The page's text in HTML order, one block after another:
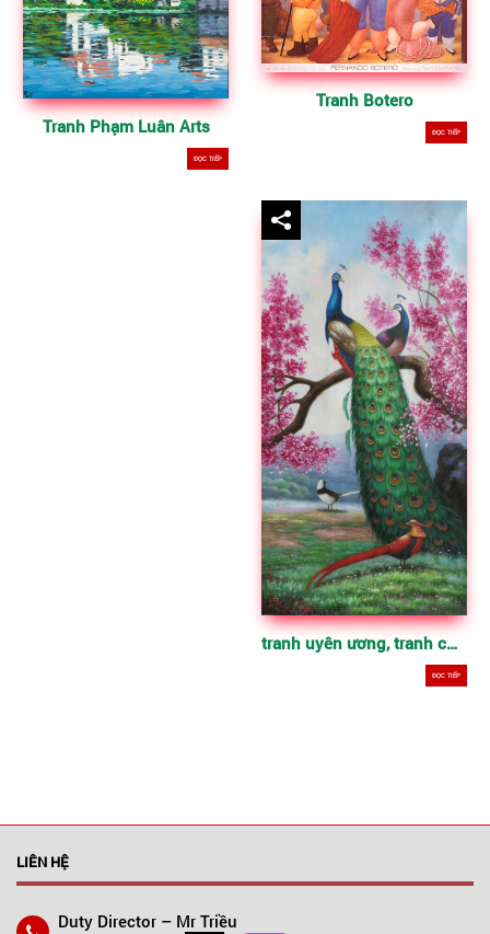
Tranh Phạm Luân Arts
ĐỌC TIẾP
Tranh Botero
ĐỌC TIẾP
tranh uyên ương, tranh chim công khổ đứng
ĐỌC TIẾP
LIÊN HỆ
Duty Director – Mr Triều